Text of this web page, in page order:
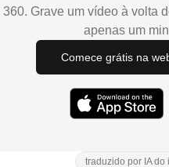
360. Grave um vídeo à volta
apenas um
Comece grátis na
traduzido por IA do